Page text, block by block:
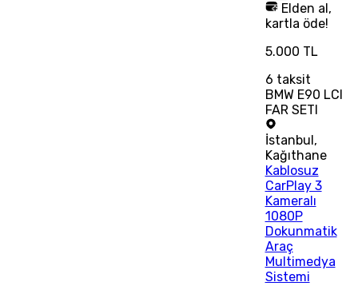
Elden al,
kartla öde!
5.000 TL
6 taksit
BMW E90 LCI
FAR SETI
İstanbul ,
Kağıthane
Kablosuz
CarPlay 3
Kameralı
1080P
Dokunmatik
Araç
Multimedya
Sistemi